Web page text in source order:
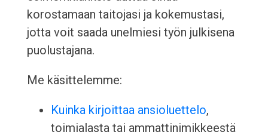
korostamaan taitojasi ja kokemustasi,
jotta voit saada unelmiesi työn julkisena
puolustajana.
Me käsittelemme:
Kuinka kirjoittaa ansioluettelo,
toimialasta tai ammattinimikkeestä